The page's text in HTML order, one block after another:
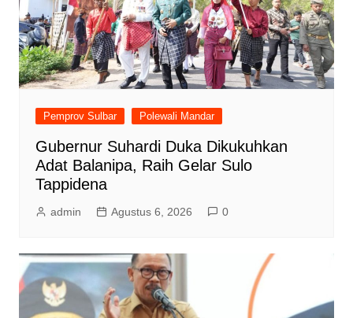
Pemprov Sulbar Polewali Mandar
Gubernur Suhardi Duka Dikukuhkan
Adat Balanipa, Raih Gelar Sulo
Tappidena
admin Agustus 6, 2026 0